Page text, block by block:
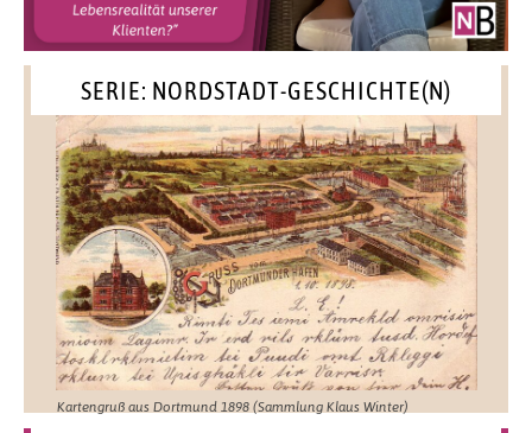
SERIE: NORDSTADT-GESCHICHTE(N)
Kartengruß aus Dortmund 1898 (Sammlung Klaus Winter)